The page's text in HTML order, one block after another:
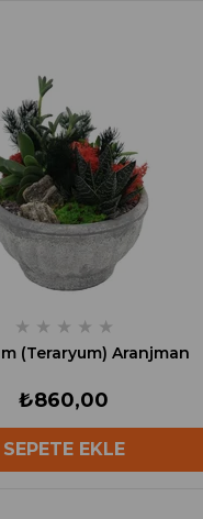
★ ★ ★ ★ ★
(Teraryum) Aranjman
₺860,00
SEPETE EKLE